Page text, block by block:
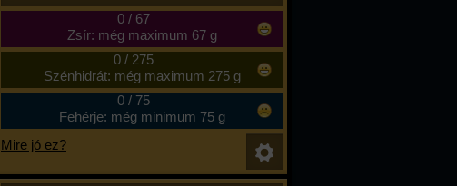
0/ 67
Zsír: még maximum 67 g
0/ 275
Szénhidrát: még maximum 275 g
0/ 75
Fehérje: még minimum 75 g
Mire jó ez?